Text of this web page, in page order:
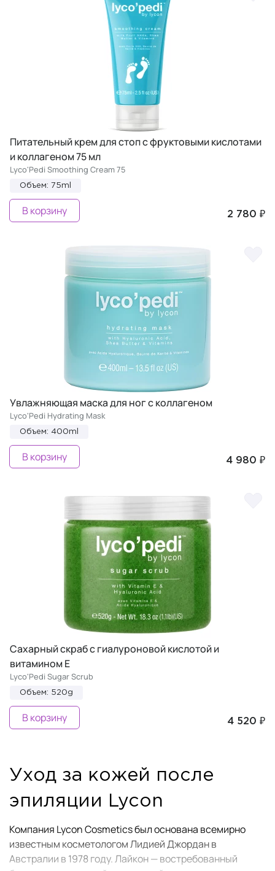
Питательный крем для стоп с фруктовыми кислотами
и коллагеном 75 мл
Lyco'Pedi Smoothing Cream 75
Объем: 75ml
2 780 ₽
В корзину
Увлажняющая маска для ног с коллагеном
Lyco'Pedi Hydrating Mask
Объем: 400ml
4 980 ₽
В корзину
Сахарный скраб с гиалуроновой кислотой и
витамином Е
Lyco'Pedi Sugar Scrub
Объем: 520g
4 520 ₽
В корзину
Уход за кожей после
эпиляции Lycon
Компания Lycon Cosmetics был основана всемирно
известным косметологом Лидией Джордан в
Австралии в 1978 году. Лайкон — востребованный